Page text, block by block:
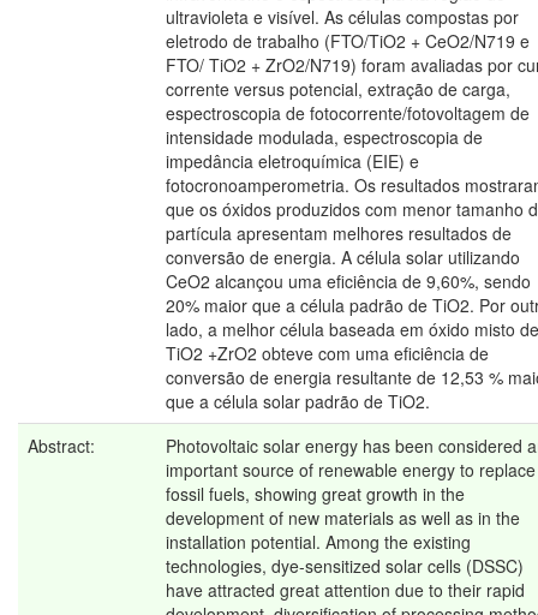
ultravioleta e visível. As células compostas por
eletrodo de trabalho (FTO/TiO2 + CeO2/N719 e
FTO/ TiO2 + ZrO2/N719) foram avaliadas por
corrente versus potencial, extração de carga,
espectroscopia de fotocorrente/fotovoltagem de
intensidade modulada, espectroscopia de
impedância eletroquímica (EIE) e
fotocronoamperometria. Os resultados
que os óxidos produzidos com menor tamanho
partícula apresentam melhores resultados de
conversão de energia. A célula solar utilizando
CeO2 alcançou uma eficiência de 9,60%, sendo
20% maior que a célula padrão de TiO2. Por
lado, a melhor célula baseada em óxido misto de
TiO2 +ZrO2 obteve com uma eficiência de
conversão de energia resultante de 12,53 %
que a célula solar padrão de TiO2.
Abstract:
Photovoltaic solar energy has been considered
important source of renewable energy to replace
fossil fuels, showing great growth in the
development of new materials as well as in the
installation potential. Among the existing
technologies, dye-sensitized solar cells (DSSC)
have attracted great attention due to their rapid